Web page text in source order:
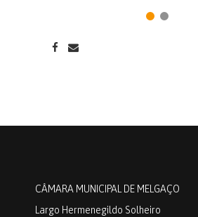
CÂMARA MUNICIPAL DE MELGAÇO
Largo Hermenegildo Solheiro